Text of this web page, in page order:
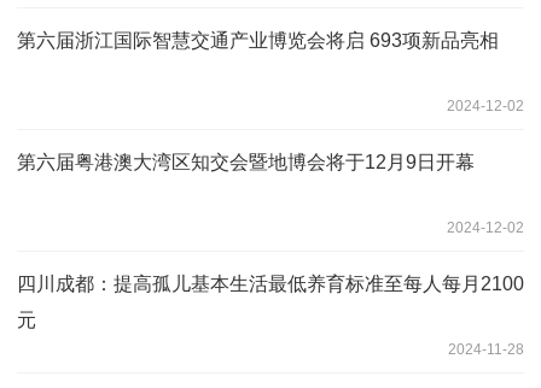
第六届浙江国际智慧交通产业博览会将启 693项新品亮相
2024-12-02
第六届粤港澳大湾区知交会暨地博会将于12月9日开幕
2024-12-02
四川成都：提高孤儿基本生活最低养育标准至每人每月2100
元
2024-11-28